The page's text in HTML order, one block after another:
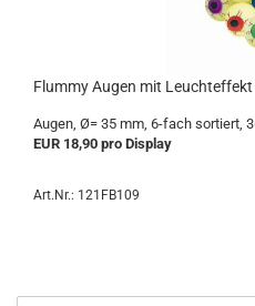
Flummy Augen mit
Augen, Ø= 35 mm, 6-fach sortiert,
EUR 18,90 pro Display
Art.Nr.: 121FB109